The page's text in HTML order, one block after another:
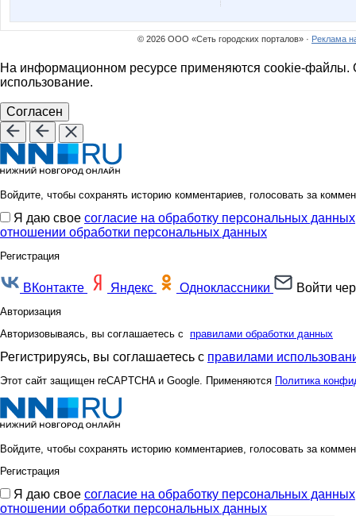
© 2026 ООО «Сеть городских порталов» · Реклама
На информационном ресурсе применяются cookie-файлы.
использование.
Согласен
Войдите, чтобы сохранять историю комментариев, голосовать за
Я даю свое согласие на обработку персональных данных
отношении обработки персональных данных
Регистрация
ВКонтакте Яндекс Одноклассники Войти
Авторизация
Авторизовываясь, вы соглашаетесь с правилами обработки данных
Регистрируясь, вы соглашаетесь с правилами
Этот сайт защищен reCAPTCHA и Google. Применяются Политика
Войдите, чтобы сохранять историю комментариев, голосовать за
Регистрация
Я даю свое согласие на обработку персональных данных
отношении обработки персональных данных